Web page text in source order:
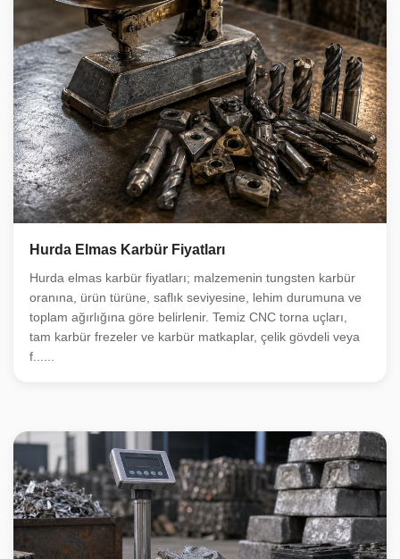
Hurda Elmas Karbür Fiyatları
Hurda elmas karbür fiyatları; malzemenin tungsten karbür
oranına, ürün türüne, saflık seviyesine, lehim durumuna ve
toplam ağırlığına göre belirlenir. Temiz CNC torna uçları,
tam karbür frezeler ve karbür matkaplar, çelik gövdeli veya
f......